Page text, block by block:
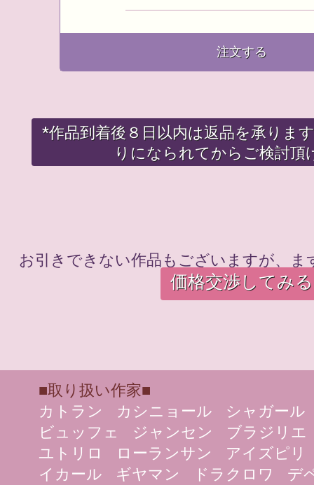
注文する
*作品到着後８日以内は返品を承りま
りになられてからご検討頂
お引きできない作品もございますが、
価格交渉してみる
■取り扱い作家■
カトラン
カシニョール
シャガール
ビュッフェ
ジャンセン
ブラジリエ
ユトリロ
ローランサン
アイズピリ
イカール
ギヤマン ドラクロワ
デ